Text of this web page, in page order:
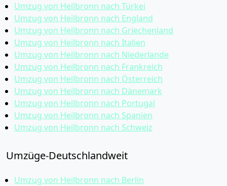
Umzug von Heilbronn nach Türkei
Umzug von Heilbronn nach England
Umzug von Heilbronn nach Griechenland
Umzug von Heilbronn nach Italien
Umzug von Heilbronn nach Niederlande
Umzug von Heilbronn nach Frankreich
Umzug von Heilbronn nach Österreich
Umzug von Heilbronn nach Dänemark
Umzug von Heilbronn nach Portugal
Umzug von Heilbronn nach Spanien
Umzug von Heilbronn nach Schweiz
Umzüge-Deutschlandweit
Umzug von Heilbronn nach Berlin